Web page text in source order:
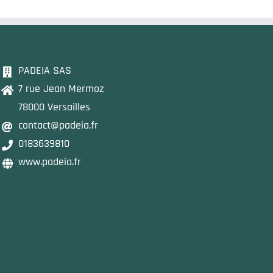
PADEIA SAS
7 rue Jean Mermoz
78000 Versailles
contact@padeia.fr
0183639810
www.padeia.fr